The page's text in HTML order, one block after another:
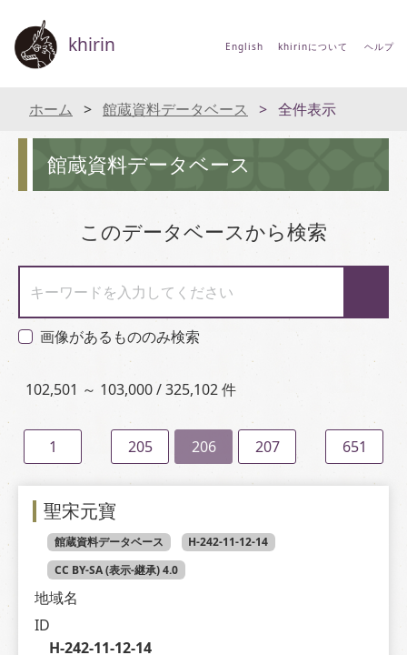
khirin English khirinについて ヘルプ
ホーム 館蔵資料データベース 全件表示
館蔵資料データベース
このデータベースから検索
キーワードを入力してください
画像があるもののみ検索
102,501 ～ 103,000 / 325,102 件
1 205 206 207 651
聖宋元寶
館蔵資料データベース
H-242-11-12-14
CC BY-SA (表示-継承) 4.0
地域名
ID
H-242-11-12-14